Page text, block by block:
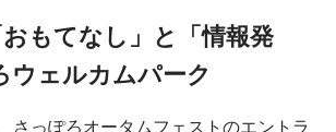
てなし」と「情報発
ウェルカムパーク
さっぽろオータムフェストのエントラ